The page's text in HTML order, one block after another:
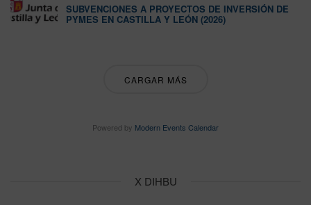
SUBVENCIONES A PROYECTOS DE INVERSIÓN DE
PYMES EN CASTILLA Y LEÓN (2026)
CARGAR MÁS
Powered by Modern Events Calendar
X DIHBU